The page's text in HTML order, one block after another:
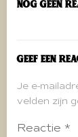
Nog geen
Geef een
Je e-
velden zijn
Reactie *